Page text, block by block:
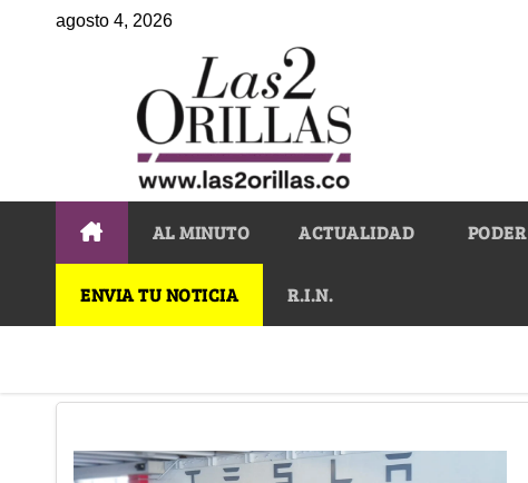
agosto 4, 2026
AL MINUTO ACTUALIDAD PODER
ENVIA TU NOTICIA R.I.N.